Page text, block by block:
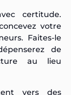
certitude.
votre
Faites-le
de
au lieu
vers des